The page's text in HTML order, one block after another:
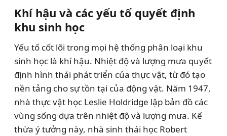
Khí hậu và các yếu tố quyết định
khu sinh học
Yếu tố cốt lõi trong mọi hệ thống phân loại khu
sinh học là khí hậu. Nhiệt độ và lượng mưa quyết
định hình thái phát triển của thực vật, từ đó tạo
nền tảng cho sự tồn tại của động vật. Năm 1947,
nhà thực vật học Leslie Holdridge lập bản đồ các
vùng sống dựa trên nhiệt độ và lượng mưa. Kế
thừa ý tưởng này, nhà sinh thái học Robert